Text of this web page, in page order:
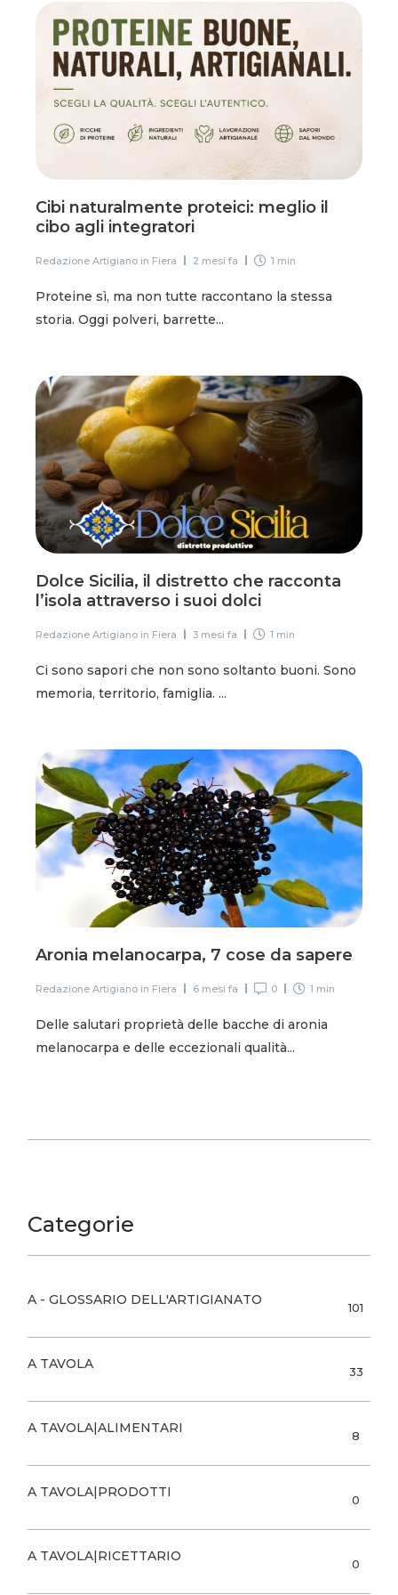
Cibi naturalmente proteici: meglio il
cibo agli integratori
Redazione Artigiano in Fiera 2 mesi fa 1 min
Proteine sì, ma non tutte raccontano la stessa
storia. Oggi polveri, barrette...
Dolce Sicilia, il distretto che racconta
l’isola attraverso i suoi dolci
Redazione Artigiano in Fiera 3 mesi fa 1 min
Ci sono sapori che non sono soltanto buoni. Sono
memoria, territorio, famiglia. ...
Aronia melanocarpa, 7 cose da sapere
Redazione Artigiano in Fiera 6 mesi fa 0 1 min
Delle salutari proprietà delle bacche di aronia
melanocarpa e delle eccezionali qualità...
Categorie
A - GLOSSARIO DELL'ARTIGIANATO 101
A TAVOLA 33
A TAVOLA|ALIMENTARI 8
A TAVOLA|PRODOTTI 0
A TAVOLA|RICETTARIO 0